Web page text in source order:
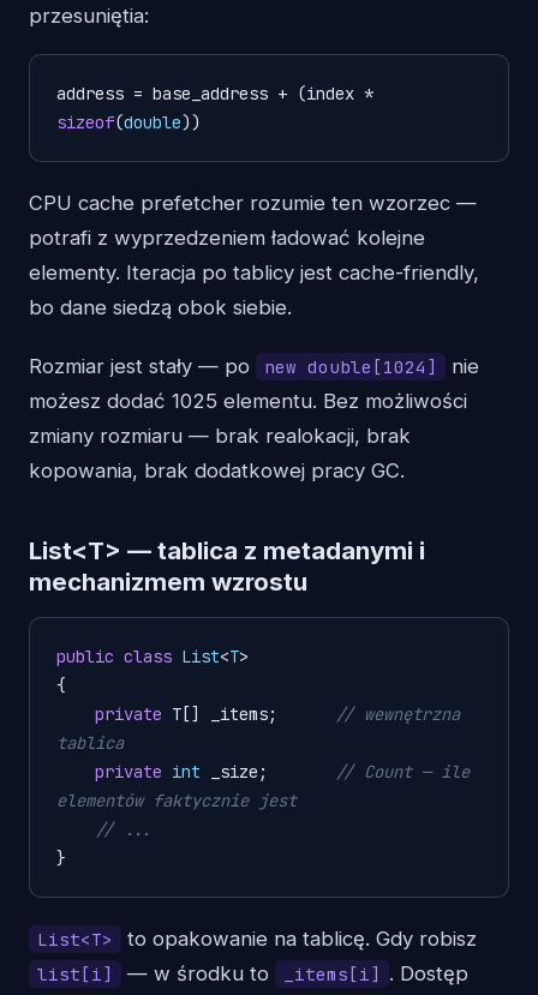
przesuniętia:
sizeof(double
CPU cache prefetcher rozumie ten wzorzec —
potrafi z wyprzedzeniem ładować kolejne
elementy. Iteracja po tablicy jest cache-friendly,
bo dane siedzą obok siebie.
Rozmiar jest stały — po new double[1024]
nie
możesz dodać 1025 elementu. Bez możliwości
zmiany rozmiaru — brak realokacji, brak
kopowania, brak dodatkowej pracy GC.
List<T> — tablica z metadanymi i
mechanizmem wzrostu
public class List<T>
{
private T[] _items;
// wewnętrzna
tablica
private int _size;
// Count — ile
elementów faktycznie jest
// ...
List<T> to opakowanie na tablicę. Gdy robisz
list[i] — w środku to _items[i]
. Dostęp